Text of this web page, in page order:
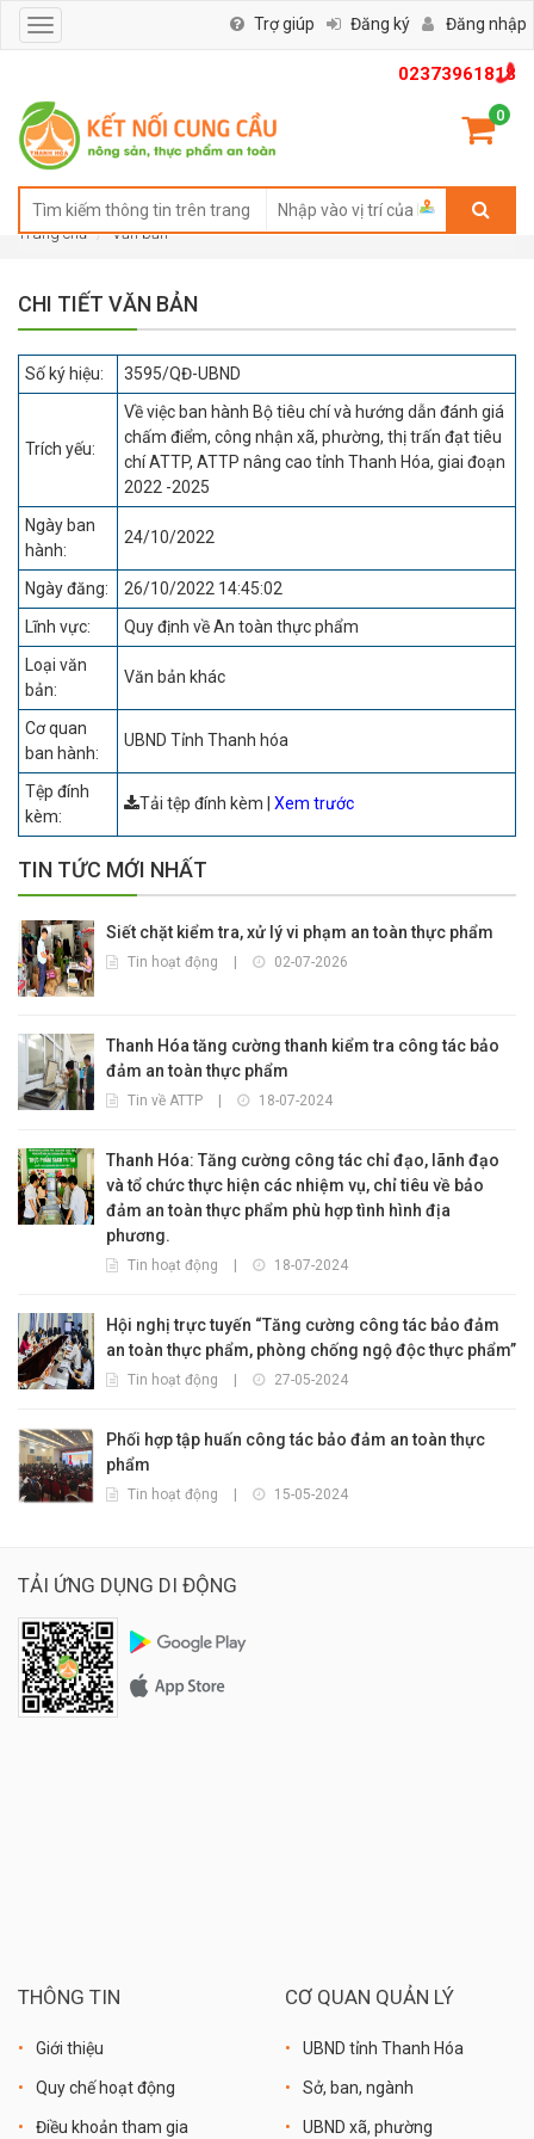
02373961818
0
Toggle
navigation
Trợ giúp Đăng ký Đăng nhập
Trang chủ Văn bản
CHI TIẾT VĂN BẢN
Số ký hiệu: 3595/QĐ-UBND
Trích yếu:
Về việc ban hành Bộ tiêu chí và hướng dẫn đánh giá
chấm điểm, công nhận xã, phường, thị trấn đạt tiêu
chí ATTP, ATTP nâng cao tỉnh Thanh Hóa, giai đoạn
2022 -2025
Ngày ban
hành:
24/10/2022
Ngày đăng:
26/10/2022 14:45:02
Lĩnh vực:
Quy định về An toàn thực phẩm
Loại văn
bản:
Văn bản khác
Cơ quan
ban hành:
UBND Tỉnh Thanh hóa
Tệp đính
kèm:
Tải tệp đính kèm Xem trước
TIN TỨC MỚI NHẤT
Siết chặt kiểm tra, xử lý vi phạm an toàn thực phẩm
Tin hoạt động 02-07-2026
Thanh Hóa tăng cường thanh kiểm tra công tác bảo
đảm an toàn thực phẩm
Tin về ATTP 18-07-2024
Thanh Hóa: Tăng cường công tác chỉ đạo, lãnh đạo
và tổ chức thực hiện các nhiệm vụ, chỉ tiêu về bảo
đảm an toàn thực phẩm phù hợp tình hình địa
phương.
Tin hoạt động 18-07-2024
Hội nghị trực tuyến “Tăng cường công tác bảo đảm
an toàn thực phẩm, phòng chống ngộ độc thực phẩm”
Tin hoạt động 27-05-2024
Phối hợp tập huấn công tác bảo đảm an toàn thực
phẩm
Tin hoạt động 15-05-2024
TẢI ỨNG DỤNG DI ĐỘNG
THÔNG TIN
Giới thiệu
Quy chế hoạt động
Điều khoản tham gia
CƠ QUAN QUẢN LÝ
UBND tỉnh Thanh Hóa
Sở, ban, ngành
UBND xã, phường